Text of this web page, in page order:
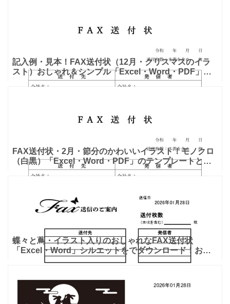
記入例・見本！FAX送付状（12月・クリスマスのイラ
スト）おしゃれ＆シンプル「Excel・Word・PDF」な
テンプレートとなります。クリスマス関連のイラストで
FAX送付状・2月・節分のかわいいイラスト！モノクロ
（白黒）「Excel・Word・PDF」のテンプレートとな
ります。ダウンロードを頂く事で、2月をイメージした
蝶々と蔦・イラスト入りのおしゃれなFAX送付状
「Excel・Word」シルエットをでダウンロード！おし
ゃれな蝶々が全体に描かれている送付状のテンプレート